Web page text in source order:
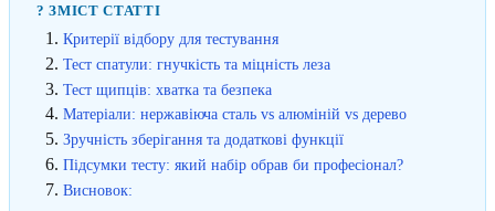
? ЗМІСТ СТАТТІ
Критерії відбору для тестування
Тест спатули: гнучкість та міцність леза
Тест щипців: хватка та безпека
Матеріали: нержавіюча сталь vs алюміній vs дерево
Зручність зберігання та додаткові функції
Підсумки тесту: який набір обрав би професіонал?
Висновок: